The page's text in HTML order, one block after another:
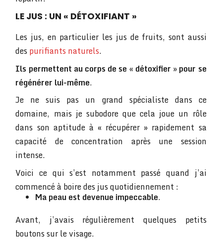
LE JUS : UN « DÉTOXIFIANT »
Les jus, en particulier les jus de fruits, sont aussi
despurifiants naturels.
Ils permettent au corps de se « détoxifier » pour se
régénérer lui-même.
Je ne suis pas un grand spécialiste dans ce
domaine, mais je subodore que cela joue un rôle
dans son aptitude à « récupérer » rapidement sa
capacité de concentration après une session
intense.
Voici ce qui s’est notamment passé quand j’ai
commencé à boire des jus quotidiennement :
Ma peau est devenue impeccable.
Avant, j’avais régulièrement quelques petits
boutons sur le visage.